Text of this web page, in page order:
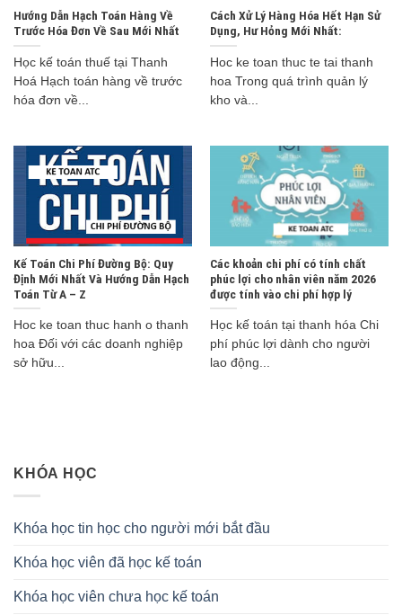
Hướng Dẫn Hạch Toán Hàng Về
Trước Hóa Đơn Về Sau Mới Nhất
Học kế toán thuế tại Thanh
Hoá Hạch toán hàng về trước
hóa đơn về...
Cách Xử Lý Hàng Hóa Hết Hạn Sử
Dụng, Hư Hỏng Mới Nhất:
Hoc ke toan thuc te tai thanh
hoa Trong quá trình quản lý
kho và...
Kế Toán Chi Phí Đường Bộ: Quy
Định Mới Nhất Và Hướng Dẫn Hạch
Toán Từ A – Z
Hoc ke toan thuc hanh o thanh
hoa Đối với các doanh nghiệp
sở hữu...
Các khoản chi phí có tính chất
phúc lợi cho nhân viên năm 2026
được tính vào chi phí hợp lý
Học kế toán tại thanh hóa Chi
phí phúc lợi dành cho người
lao động...
KHÓA HỌC
Khóa học tin học cho người mới bắt đầu
Khóa học viên đã học kế toán
Khóa học viên chưa học kế toán